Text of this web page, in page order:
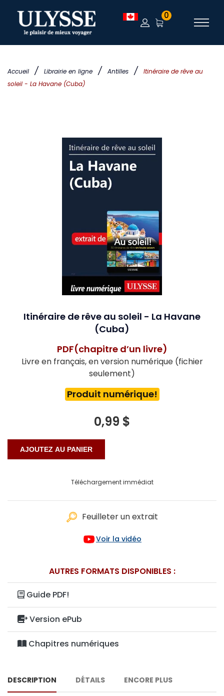
Accueil / Librairie en ligne / Antilles /
Itinéraire de rêve au
soleil - La Havane (Cuba)
0
Itinéraire de rêve au soleil - La Havane
(Cuba)
PDF(chapitre d’un livre)
Livre en français, en version numérique (fichier
seulement)
Produit numérique!
0,99 $
Téléchargement immédiat
Feuilleter un extrait
Voir la vidéo
AUTRES FORMATS DISPONIBLES :
Guide PDF!
Version ePub
Chapitres numériques
DESCRIPTION DÉTAILS ENCORE PLUS